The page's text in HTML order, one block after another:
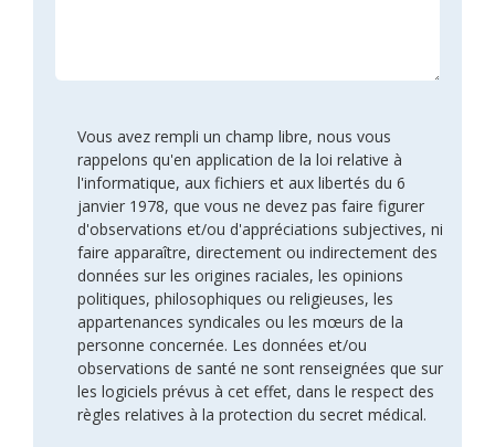
Vous avez rempli un champ libre, nous vous
rappelons qu'en application de la loi relative à
l'informatique, aux fichiers et aux libertés du 6
janvier 1978, que vous ne devez pas faire figurer
d'observations et/ou d'appréciations subjectives, ni
faire apparaître, directement ou indirectement des
données sur les origines raciales, les opinions
politiques, philosophiques ou religieuses, les
appartenances syndicales ou les mœurs de la
personne concernée. Les données et/ou
observations de santé ne sont renseignées que sur
les logiciels prévus à cet effet, dans le respect des
règles relatives à la protection du secret médical.